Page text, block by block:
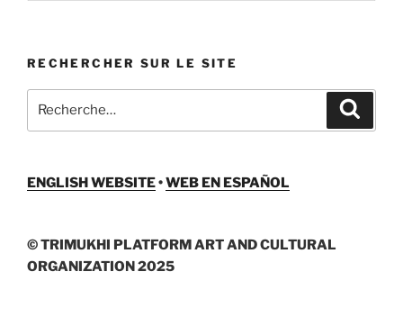
RECHERCHER SUR LE SITE
pour
ENGLISH WEBSITE•WEB EN ESPAÑOL
© TRIMUKHI PLATFORM ART AND CULTURAL
ORGANIZATION 2025